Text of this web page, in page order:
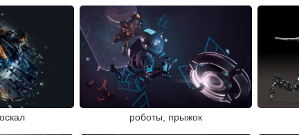
роботы, прыжок